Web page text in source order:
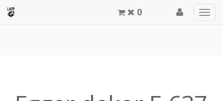
0